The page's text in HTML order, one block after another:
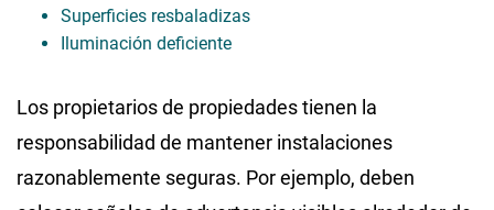
Superficies resbaladizas
Iluminación deficiente
Los propietarios de propiedades tienen la
responsabilidad de mantener instalaciones
razonablemente seguras. Por ejemplo, deben